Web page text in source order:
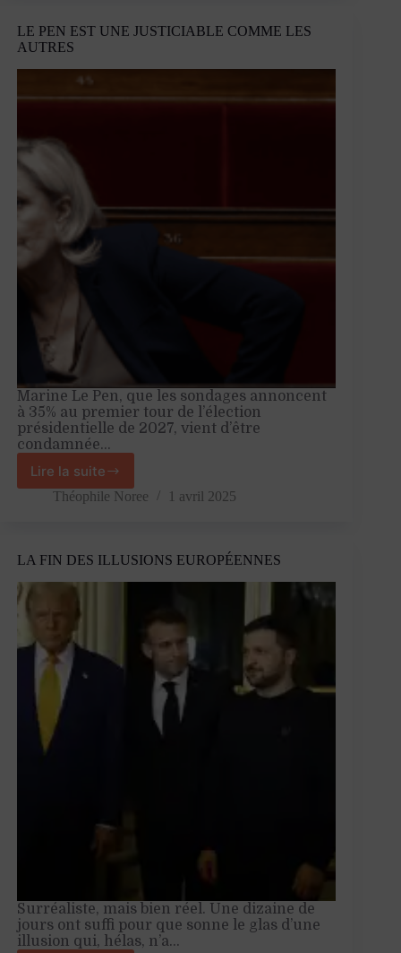
cartes
Levant
LE PEN EST UNE JUSTICIABLE COMME LES
AUTRES
Marine Le Pen, que les sondages annoncent
à 35% au premier tour de l’élection
présidentielle de 2027, vient d’être
condamnée…
Lire la suite
Le
Pen
comme
les
Théophile Noree 1 avril 2025
LA FIN DES ILLUSIONS EUROPÉENNES
Surréaliste, mais bien réel. Une dizaine de
jours ont suffi pour que sonne le glas d’une
illusion qui, hélas, n’a…